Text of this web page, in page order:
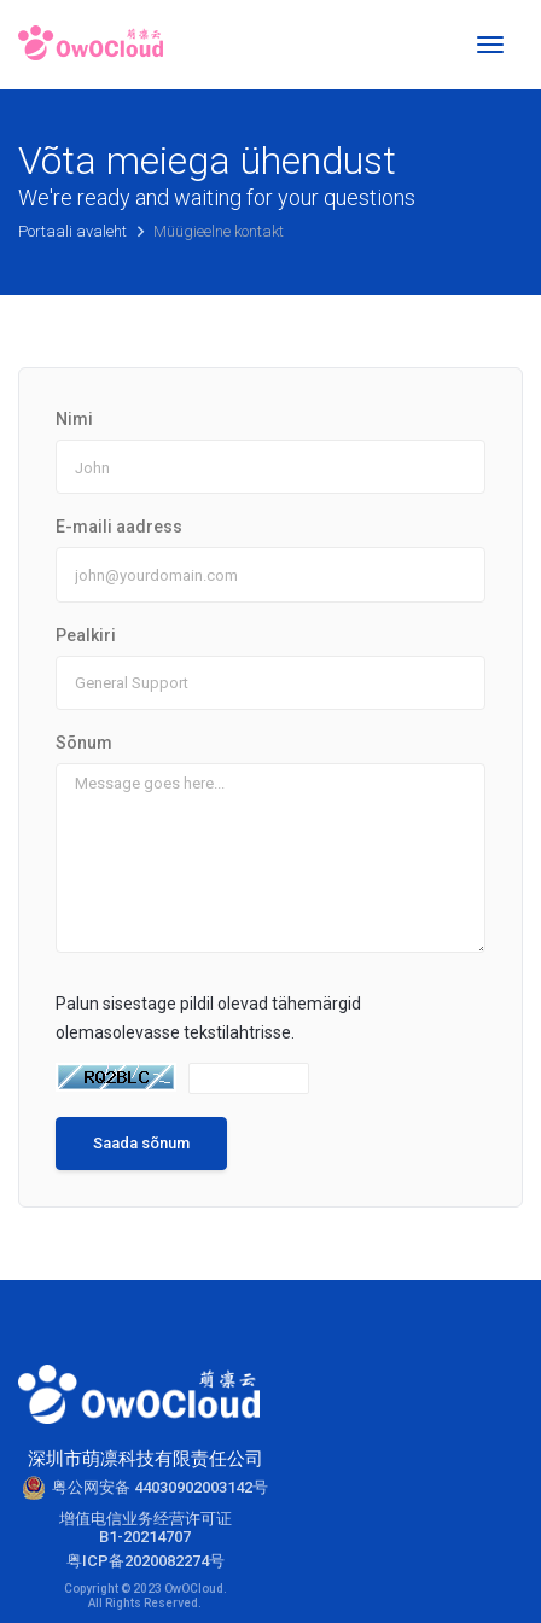
Toggle
Võta meiega ühendust
We're ready and waiting for your questions
Portaali avaleht Müügieelne kontakt
Nimi
E-maili aadress
Pealkiri
Sõnum
Palun sisestage pildil olevad tähemärgid
olemasolevasse tekstilahtrisse.
Saada sõnum
深圳市萌凛科技有限责任公司
粤公网安备 44030902003142号
增值电信业务经营许可证
B1-20214707
粤ICP备2020082274号
Copyright © 2023 OwOCloud.
All Rights Reserved.